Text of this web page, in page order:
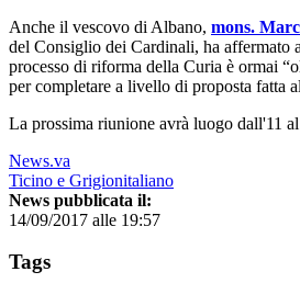
Anche il vescovo di Albano, mons.
del Consiglio dei Cardinali, ha affermato
processo di riforma della Curia è ormai
per completare a livello di proposta fatta
La prossima riunione avrà luogo dall'11
News.va
Ticino e Grigionitaliano
News pubblicata il:
14/09/2017 alle 19:57
Tags